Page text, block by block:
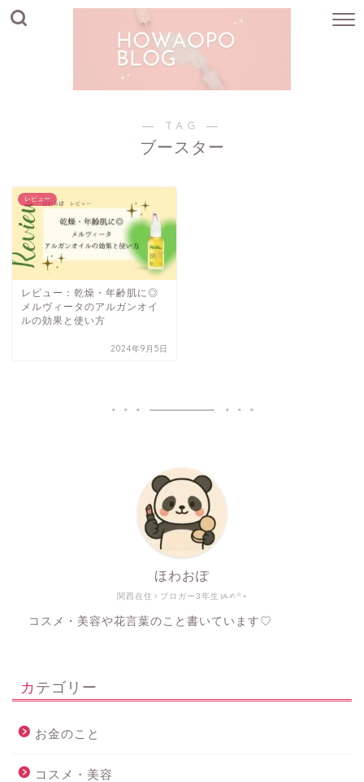
― TAG ―
ブースター
レビュー
レビュー：乾燥・年齢肌に◎
メルヴィータのアルガンオイ
ルの効果と使い方
2024年9月5日
関西在住♀ブロガー3年生ᝰ✍︎꙳⋆
ほわおぽ
コスメ・美容や花言葉のこと書いています♡
カテゴリー
お金のこと
コスメ・美容